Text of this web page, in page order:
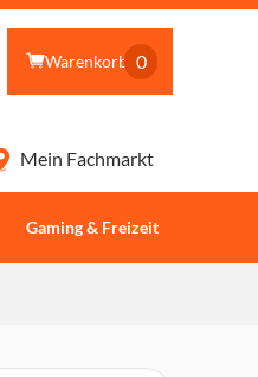
Warenkorb 0
Gaming & Freizeit
Mein Fachmarkt